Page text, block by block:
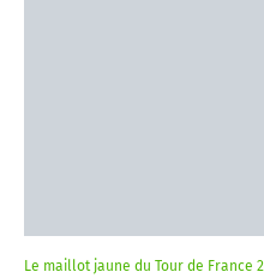
Le maillot jaune du Tour de France